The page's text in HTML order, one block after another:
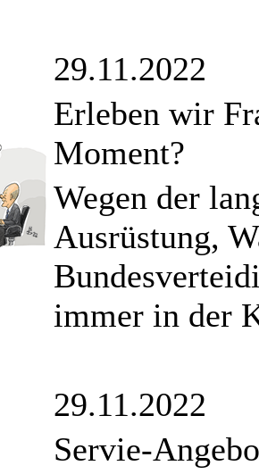
29.11.2022
Erleben wir
Moment?
Wegen der
Ausrüstung,
immer in der
29.11.2022
Servie-